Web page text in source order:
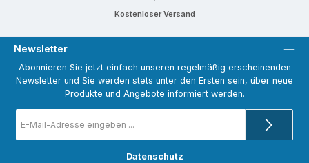
Kostenloser Versand
Newsletter
Abonnieren Sie jetzt einfach unseren regelmäßig erscheinenden
Newsletter und Sie werden stets unter den Ersten sein, über neue
Produkte und Angebote informiert werden.
Mail-
Adresse
Datenschutz